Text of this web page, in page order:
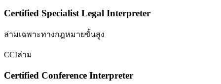
Certified Specialist Legal Interpreter
ล่ามเฉพาะทางกฎหมายขั้นสูง
CCIล่าม
Certified Conference Interpreter